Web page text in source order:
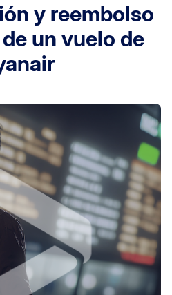
y reembolso
un vuelo de